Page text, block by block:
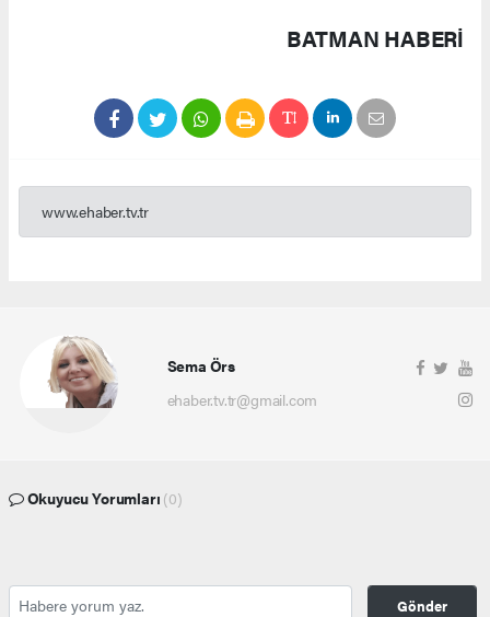
BATMAN HABERİ
www.ehaber.tv.tr
Sema Örs
ehaber.tv.tr@gmail.com
Okuyucu Yorumları (0)
Gönder